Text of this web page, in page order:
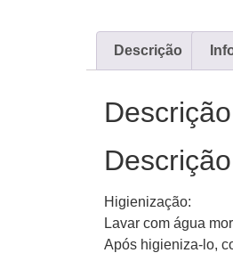
Descrição
Descrição
Descrição
Higienização:
Lavar com água
Após higieniza-lo,